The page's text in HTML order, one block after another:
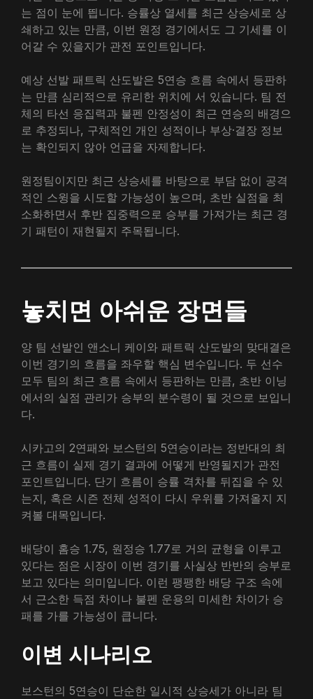
는 점이 눈에 띕니다. 승률상 열세를 최근 상승세로 상
쇄하고 있는 만큼, 이번 원정 경기에서도 그 기세를 이
어갈 수 있을지가 관전 포인트입니다.
예상 선발 패트릭 산도발은 5연승 흐름 속에서 등판하
는 만큼 심리적으로 유리한 위치에 서 있습니다. 팀 전
체의 타선 응집력과 불펜 안정성이 최근 연승의 배경으
로 추정되나, 구체적인 개인 성적이나 부상·결장 정보
는 확인되지 않아 언급을 자제합니다.
원정팀이지만 최근 상승세를 바탕으로 부담 없이 공격
적인 스윙을 시도할 가능성이 높으며, 초반 실점을 최
소화하면서 후반 집중력으로 승부를 가져가는 최근 경
기 패턴이 재현될지 주목됩니다.
놓치면 아쉬운 장면들
양 팀 선발인 앤소니 케이와 패트릭 산도발의 맞대결은
이번 경기의 흐름을 좌우할 핵심 변수입니다. 두 선수
모두 팀의 최근 흐름 속에서 등판하는 만큼, 초반 이닝
에서의 실점 관리가 승부의 분수령이 될 것으로 보입니
다.
시카고의 2연패와 보스턴의 5연승이라는 정반대의 최
근 흐름이 실제 경기 결과에 어떻게 반영될지가 관전
포인트입니다. 단기 흐름이 승률 격차를 뒤집을 수 있
는지, 혹은 시즌 전체 성적이 다시 우위를 가져올지 지
켜볼 대목입니다.
배당이 홈승 1.75, 원정승 1.77로 거의 균형을 이루고
있다는 점은 시장이 이번 경기를 사실상 반반의 승부로
보고 있다는 의미입니다. 이런 팽팽한 배당 구조 속에
서 근소한 득점 차이나 불펜 운용의 미세한 차이가 승
패를 가를 가능성이 큽니다.
이변 시나리오
보스턴의 5연승이 단순한 일시적 상승세가 아니라 팀